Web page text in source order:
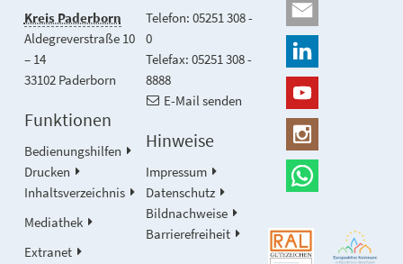
Kreis Paderborn
Aldegreverstraße 10
– 14
33102 Paderborn
Telefon: 05251 308 -
0
Telefax: 05251 308 -
8888
E-Mail senden
Funktionen
Bedienungshilfen
Drucken
Inhaltsverzeichnis
Mediathek
Extranet
Hinweise
Impressum
Datenschutz
Bildnachweise
Barrierefreiheit